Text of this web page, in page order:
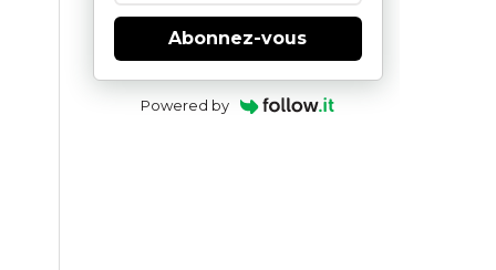
Abonnez-vous
Powered by